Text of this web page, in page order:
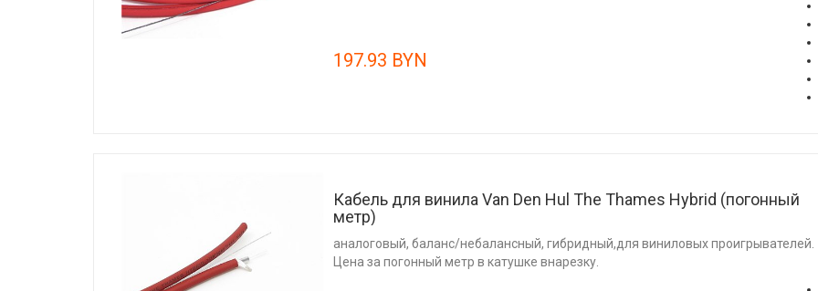
197.93 BYN
Кабель для винила Van Den Hul The Thames Hybrid (погонный
метр)
аналоговый, баланс/небалансный, гибридный,для виниловых проигрывателей.
Цена за погонный метр в катушке внарезку.